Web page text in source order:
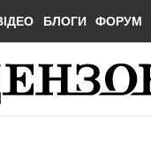
БЛОГИ ФОРУМ